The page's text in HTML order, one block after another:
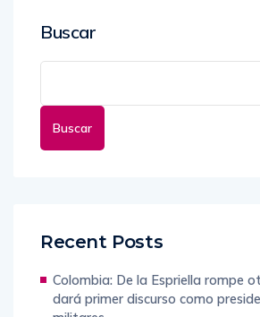
Buscar
Buscar
Recent Posts
Colombia: De la Espriella rompe
dará primer discurso como